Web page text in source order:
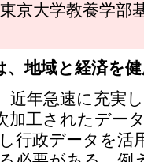
京大学教養学部
、地域と経済を
近年急速に充実
加工されたデー
行政データを活